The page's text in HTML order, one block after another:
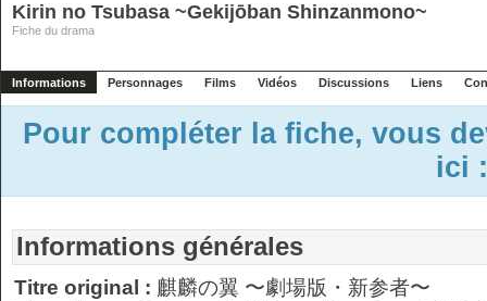
Kirin no Tsubasa ~Gekijōban Shinzanmono~
Fiche du drama
Informations Personnages Films Vidéos Discussions Liens
Pour compléter la fiche, vous
ici
Informations générales
Titre original : 麒麟の翼 〜劇場版・新参者〜